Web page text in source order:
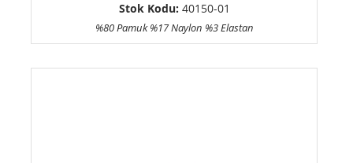
Stok Kodu: 40150-01
%80 Pamuk %17 Naylon %3 Elastan